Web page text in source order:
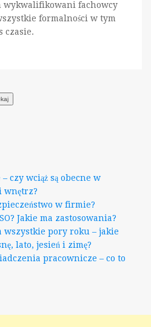
wykwalifikowani fachowcy
formalności w tym
czasie.
czy wciąż są obecne w
wnętrz?
w firmie?
Jakie ma zastosowania?
wszystkie pory roku – jakie
lato, jesień i zimę?
pracownicze – co to